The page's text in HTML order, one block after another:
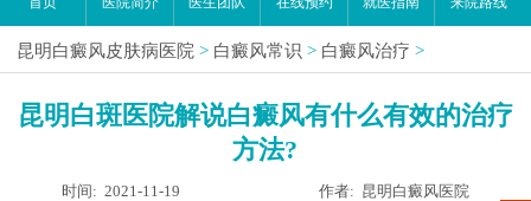
昆明白癜风皮肤病医院 > 白癜风常识 > 白癜风治疗 >
昆明白斑医院解说白癜风有什么有效的治疗
方法?
时间: 2021-11-19 作者: 昆明白癜风医院